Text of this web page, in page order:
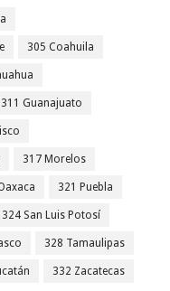
305 Coahuila
311 Guanajuato
317 Morelos
321 Puebla
324 San Luis Potosí
328 Tamaulipas
332 Zacatecas